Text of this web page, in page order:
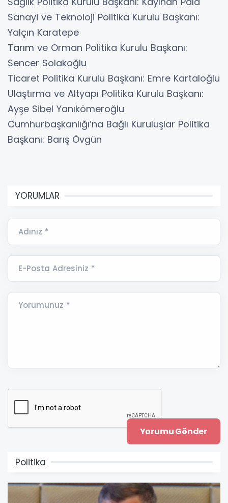
Sanayi ve Teknoloji Politika Kurulu Başkanı:
Yalçın Karatepe
Tarım ve Orman Politika Kurulu Başkanı:
Sencer Solakoğlu
Ticaret Politika Kurulu Başkanı: Emre Kartaloğlu
Ulaştırma ve Altyapı Politika Kurulu Başkanı:
Ayşe Sibel Yanıkömeroğlu
Cumhurbaşkanlığı’na Bağlı Kuruluşlar Politika
Başkanı: Barış Övgün
YORUMLAR
Adınız *
E-Posta Adresiniz *
Yorumunuz *
Politika